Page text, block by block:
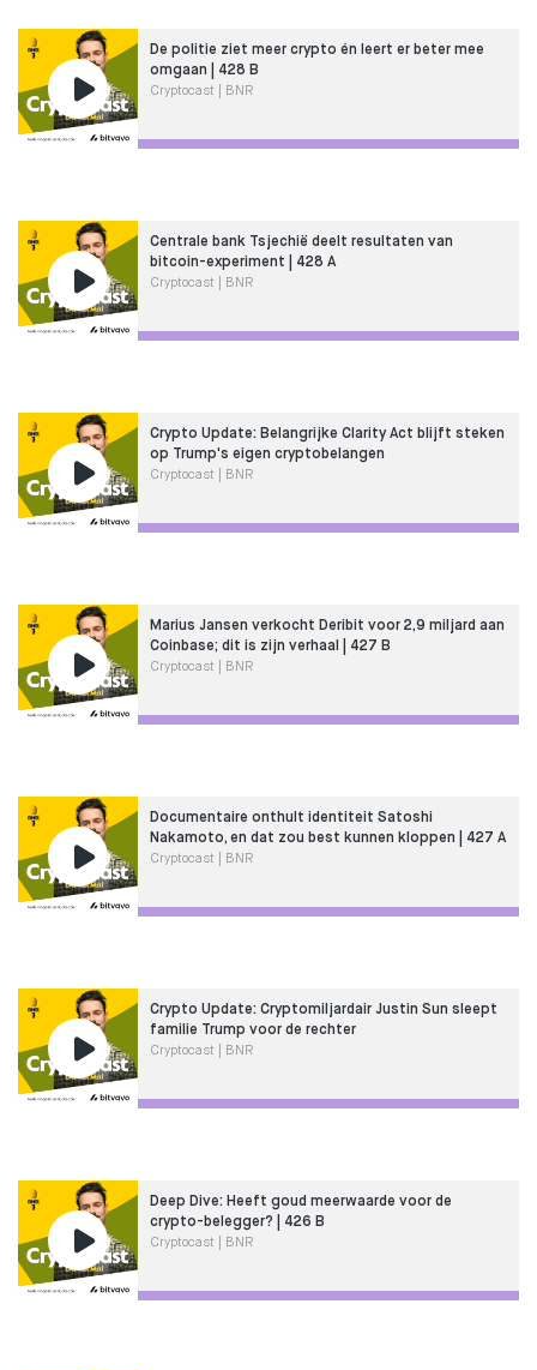
De politie ziet meer crypto én leert er beter mee
omgaan | 428 B
Cryptocast | BNR
Centrale bank Tsjechië deelt resultaten van
bitcoin-experiment | 428 A
Cryptocast | BNR
Crypto Update: Belangrijke Clarity Act blijft steken
op Trump's eigen cryptobelangen
Cryptocast | BNR
Marius Jansen verkocht Deribit voor 2,9 miljard aan
Coinbase; dit is zijn verhaal | 427 B
Cryptocast | BNR
Documentaire onthult identiteit Satoshi
Nakamoto, en dat zou best kunnen kloppen | 427 A
Cryptocast | BNR
Crypto Update: Cryptomiljardair Justin Sun sleept
familie Trump voor de rechter
Cryptocast | BNR
Deep Dive: Heeft goud meerwaarde voor de
crypto-belegger? | 426 B
Cryptocast | BNR